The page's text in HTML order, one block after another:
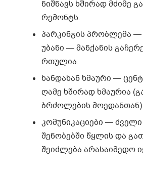
ნიშნავს ხშირად მძიმე
რემონტს.
პარკინგის პრობლემა —
უბანი — მანქანის
რთულია.
ხანდახან ხმაური —
ღამე ხშირად ხმაურია
ბრძოლების მოედანთან).
კომუნიკაციები —
შენობებში წყლის და
შეიძლება არასაიმედო